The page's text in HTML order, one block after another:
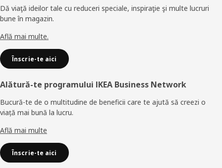
Dă viaţă ideilor tale cu reduceri speciale, inspiraţie şi multe lucruri
bune în magazin.
Află mai multe.
Înscrie-te aici
Alătură-te programului IKEA Business Network
Bucură-te de o multitudine de beneficii care te ajută să creezi o
viață mai bună la lucru.
Află mai multe
Înscrie-te aici